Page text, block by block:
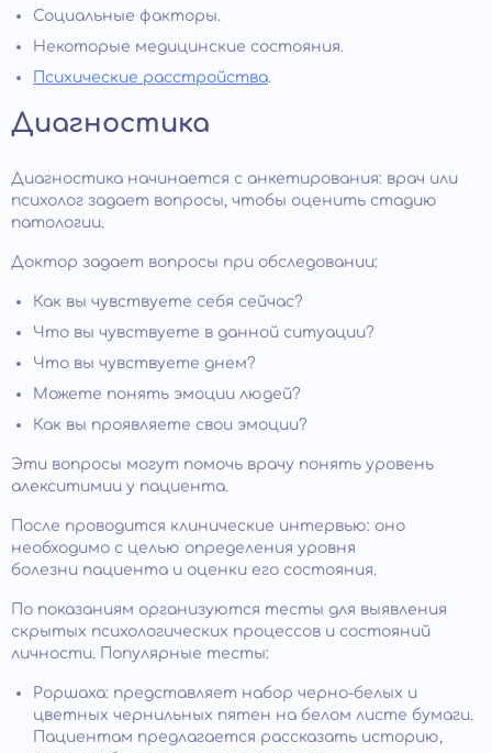
Социальные факторы.
Некоторые медицинские состояния.
Психические расстройства.
Диагностика
Диагностика начинается с анкетирования: врач или
психолог задает вопросы, чтобы оценить стадию
патологии.
Доктор задает вопросы при обследовании:
Как вы чувствуете себя сейчас?
Что вы чувствуете в данной ситуации?
Что вы чувствуете днем?
Можете понять эмоции людей?
Как вы проявляете свои эмоции?
Эти вопросы могут помочь врачу понять уровень
алекситимии у пациента.
После проводится клинические интервью: оно
необходимо с целью определения уровня
болезни пациента и оценки его состояния.
По показаниям организуются тесты для выявления
скрытых психологических процессов и состояний
личности. Популярные тесты:
Роршаха: представляет набор черно-белых и
цветных чернильных пятен на белом листе бумаги.
Пациентам предлагается рассказать историю,